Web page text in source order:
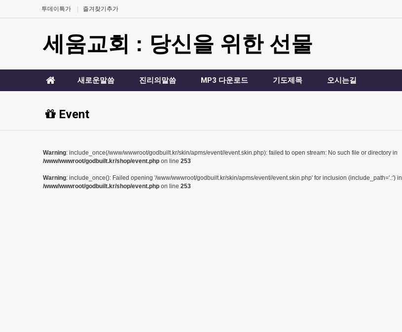
투데이특가 즐겨찾기추가
세움교회 : 당신을 위한 선물
새로운말씀 진리의말씀 MP3 다운로드 기도제목 오시는길
Event
Warning: include_once(/www/wwwroot/godbuilt.kr/skin/apms/event//event.skin.php): failed to open stream: No such file or directory in
/www/wwwroot/godbuilt.kr/shop/event.php on line 253
Warning: include_once(): Failed opening '/www/wwwroot/godbuilt.kr/skin/apms/event//event.skin.php' for inclusion (include_path='.:') in
/www/wwwroot/godbuilt.kr/shop/event.php on line 253